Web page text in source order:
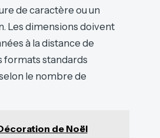
de caractère ou un
Les dimensions doivent
à la distance de
formats standards
le nombre de
de Noël